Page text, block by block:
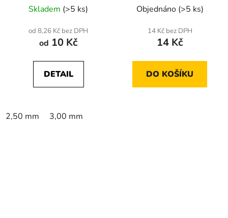
Skladem (>5 ks)
od 8,26 Kč bez DPH
od 10 Kč
DETAIL
2,50 mm 3,00 mm
Objednáno (>5 ks)
14 Kč bez DPH
14 Kč
DO KOŠÍKU